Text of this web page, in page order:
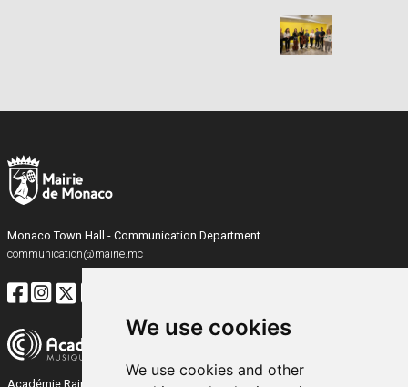
We use cookies
We use cookies and other
Monaco Town Hall - Communication Department
communication@mairie.mc
Académie Rainier III